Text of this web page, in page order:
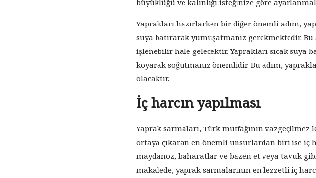
büyüklüğü ve kalınlığı isteğinize göre
Yaprakları hazırlarken bir diğer önemli adım,
suya batırarak yumuşatmanız gerekmektedir.
işlenebilir hale gelecektir. Yaprakları sıcak suya
koyarak soğutmanız önemlidir. Bu adım,
olacaktır.
İç harcın yapılması
Yaprak sarmaları, Türk mutfağının
ortaya çıkaran en önemli unsurlardan biri ise iç
maydanoz, baharatlar ve bazen et veya tavuk
makalede, yaprak sarmalarının en lezzetli iç